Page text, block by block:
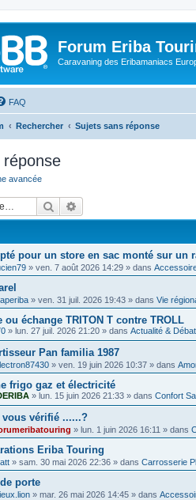
Forum Eriba
Caravaning des Eribamaniacs
FAQ
Rechercher Sujets sans réponse
réponse
avancée
Rechercher
pour un store en sac monté sur un
» ven. 7 août 2026 14:29 » dans
» ven. 31 juil. 2026 19:43 » dans Vie
ou échange TRITON T contre TROLL
» lun. 27 juil. 2026 21:20 » dans Actualité &
Pan familia 1987
» ven. 19 juin 2026 10:37 » dans
frigo gaz et électricité
» lun. 15 juin 2026 21:33 » dans Confort
vous vérifié ......?
» lun. 1 juin 2026 16:11 » dans
Eriba Touring
» sam. 30 mai 2026 22:36 » dans Carrosserie
porte
» mar. 26 mai 2026 14:45 » dans